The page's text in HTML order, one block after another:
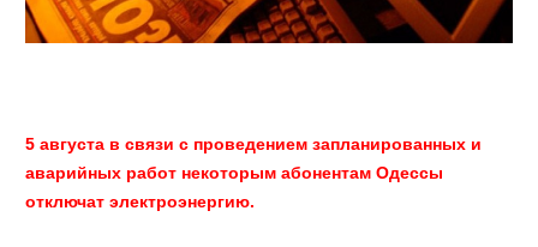
5 августа в связи с проведением запланированных и
аварийных работ некоторым абонентам Одессы
отключат электроэнергию.